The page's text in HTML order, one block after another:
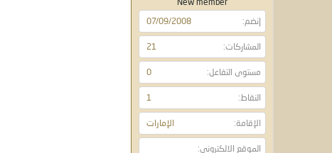
إنضم
07/09/2008
المشاركات 21
مستوى التفاعل 0
النقاط 1
الإقامة الإمارات
الموقع الالكتروني